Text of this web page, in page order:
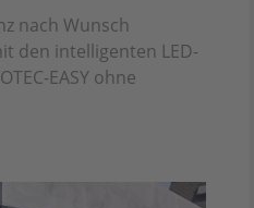
nach Wunsch
den intelligenten LED-
EASY ohne